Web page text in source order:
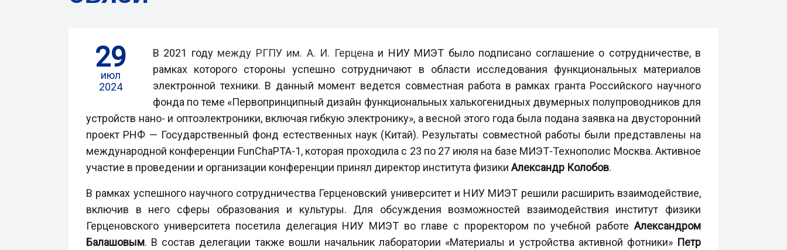
29
июл
2024
В 2021 году между РГПУим. А. И. Герцена и НИУ МИЭТ было подписано соглашение о сотрудничестве, в
рамках которого стороны успешно сотрудничают в области исследования функциональных материалов
электронной техники. В данный момент ведется совместная работа в рамках гранта Российского научного
фонда по теме «Первопринципный дизайн функциональных халькогенидных двумерных полупроводников для
устройств нано- и оптоэлектроники, включая гибкую электронику», а весной этого года была подана заявка на двусторонний
проект РНФ — Государственный фонд естественных наук (Китай). Результаты совместной работы были представлены на
международной конференции FunChaPTA-1, которая проходила с 23 по 27 июля на базе МИЭТ-Технополис Москва. Активное
участие в проведении и организации конференции принял директор института физики Александр Колобов.
В рамках успешного научного сотрудничества Герценовский университет и НИУ МИЭТ решили расширить взаимодействие,
включив в него сферы образования и культуры. Для обсуждения возможностей взаимодействия институт физики
Герценовского университета посетила делегация НИУ МИЭТ во главе с проректором по учебной работе Александром
Балашовым. В состав делегации также вошли начальник лаборатории «Материалы и устройства активной фотники»Петр